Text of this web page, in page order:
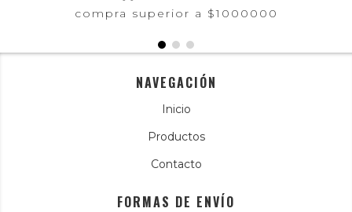
compra superior a $1000000
NAVEGACIÓN
Inicio
Productos
Contacto
FORMAS DE ENVÍO